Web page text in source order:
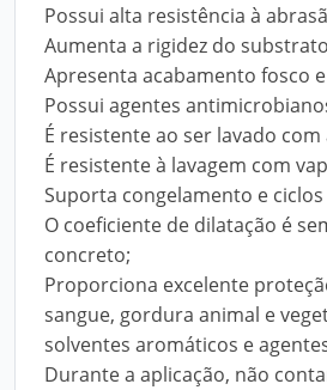
Possui alta resistência à
Aumenta a rigidez do
Apresenta acabamento fosco
Possui agentes
É resistente ao ser lavado
É resistente à lavagem com
Suporta congelamento e
O coeficiente de dilatação é
concreto;
Proporciona excelente
sangue, gordura animal e
solventes aromáticos e
Durante a aplicação, não